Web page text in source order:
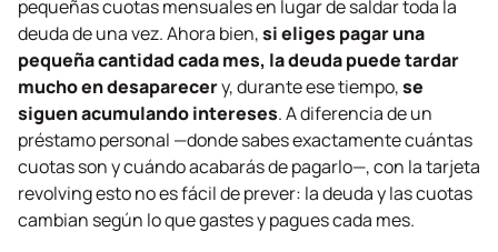
pequeñas cuotas mensuales en lugar de saldar toda la
deuda de una vez. Ahora bien,si eliges pagar una
pequeña cantidad cada mes, la deuda puede tardar
mucho en desaparecery, durante ese tiempo,se
siguen acumulando intereses. A diferencia de un
préstamo personal —donde sabes exactamente cuántas
cuotas son y cuándo acabarás de pagarlo—, con la tarjeta
revolvingesto no es fácil de prever: la deuda y las cuotas
cambian según lo que gastes y pagues cada mes.